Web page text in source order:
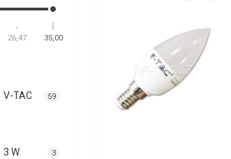
26,47 35,00
V-TAC 59
3 W 3